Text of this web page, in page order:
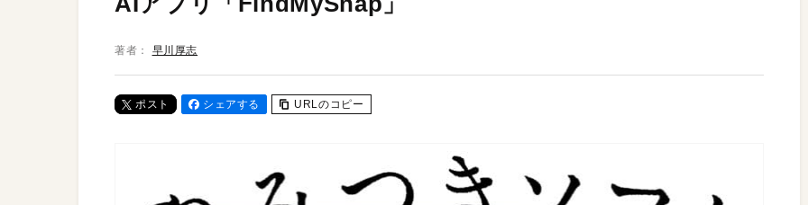
著者： 早川厚志
ポスト シェアする URLのコピー